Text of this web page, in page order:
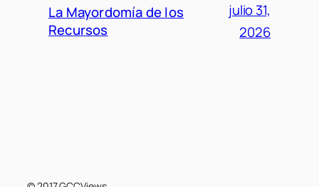
La Mayordomía de los
Recursos
julio 31,
2026